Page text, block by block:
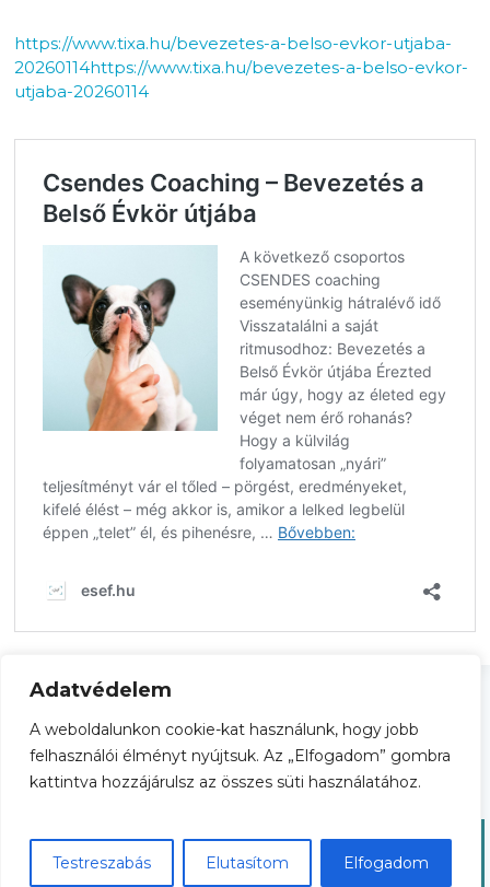
Adatvédelem
A weboldalunkon cookie-kat használunk, hogy jobb
felhasználói élményt nyújtsuk. Az „Elfogadom” gombra
kattintva hozzájárulsz az összes süti használatához.
Testreszabás Elutasítom Elfogadom
https://www.tixa.hu/bevezetes-a-belso-evkor-utjaba-
20260114https://www.tixa.hu/bevezetes-a-belso-evkor-
utjaba-20260114
Általános Szerződési Feltételek
© 2026 esef.hu